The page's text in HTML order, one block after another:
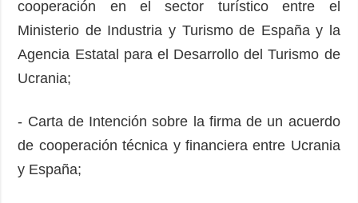
cooperación en el sector turístico entre el
Ministerio de Industria y Turismo de España y la
Agencia Estatal para el Desarrollo del Turismo de
Ucrania;
- Carta de Intención sobre la firma de un acuerdo
de cooperación técnica y financiera entre Ucrania
y España;